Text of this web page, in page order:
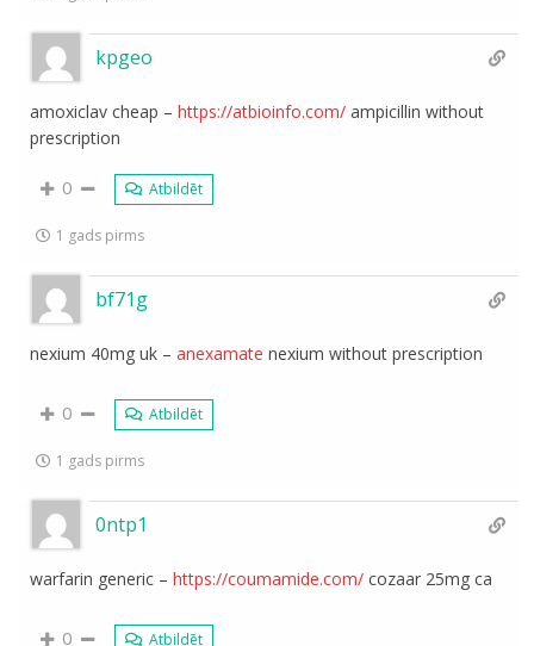
kpgeo
amoxiclav cheap –https://atbioinfo.com/ ampicillin without
prescription
0 Atbildēt
1 gads pirms
bf71g
nexium 40mg uk –anexamate nexium without prescription
0 Atbildēt
1 gads pirms
0ntp1
warfarin generic –https://coumamide.com/ cozaar 25mg ca
0 Atbildēt